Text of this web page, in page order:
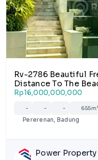
Rv-2786 Beautiful
Distance To The
Rp16,000,000,000
- - -
Pererenan, Badung
Power